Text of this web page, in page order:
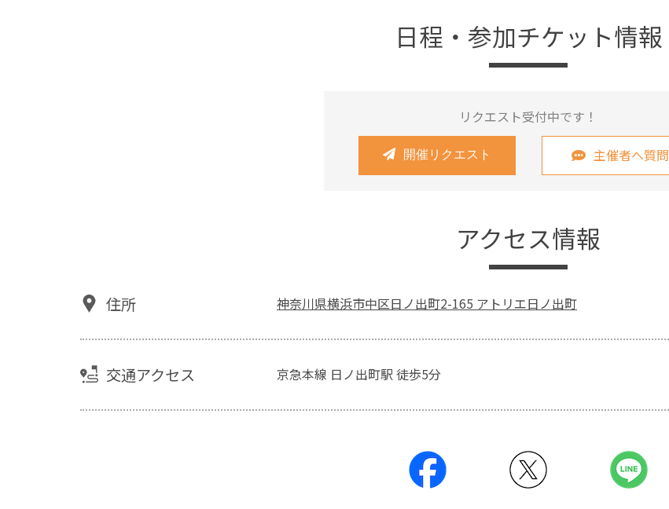
日程・参加チケット情報
リクエスト受付中です！
開催リクエスト 主催者へ質問
アクセス情報
住所 神奈川県横浜市中区日ノ出町2-165 アトリエ日ノ出町
交通アクセス 京急本線 日ノ出町駅 徒歩5分